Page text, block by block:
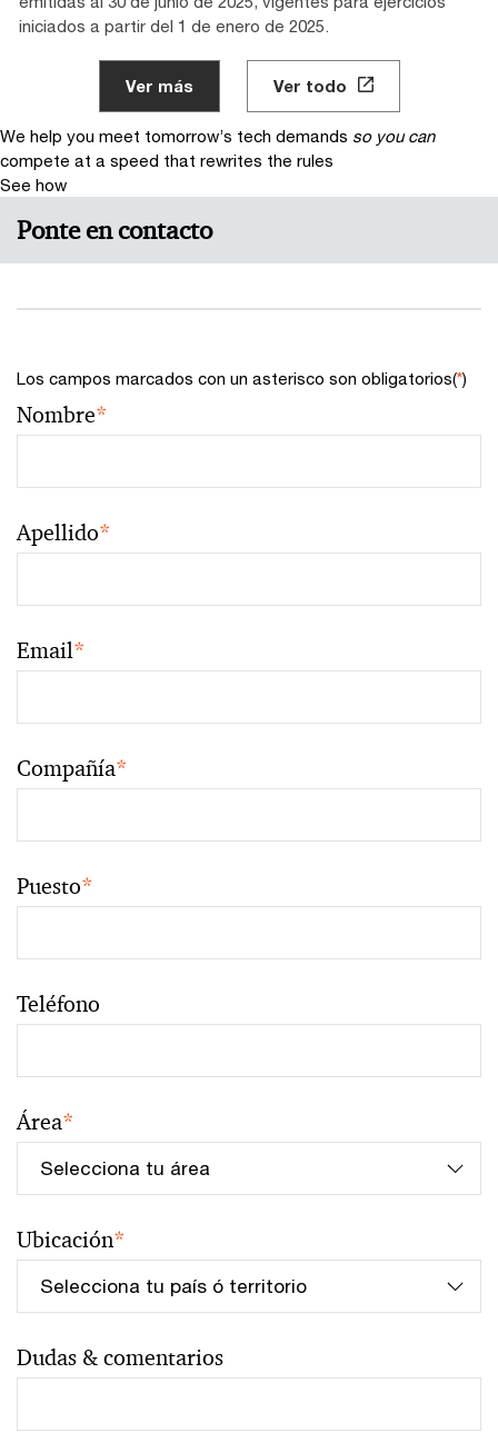
iniciados a partir del 1 de enero de 2025.
Ver más Ver todo
We help you meet tomorrow’s tech demands so you can
compete at a speed that rewrites the rules
See how
Ponte en contacto
Los campos marcados con un asterisco son obligatorios(*)
Nombre*
Apellido*
Email*
Compañía*
Puesto*
Teléfono
Área*
Ubicación*
Dudas & comentarios